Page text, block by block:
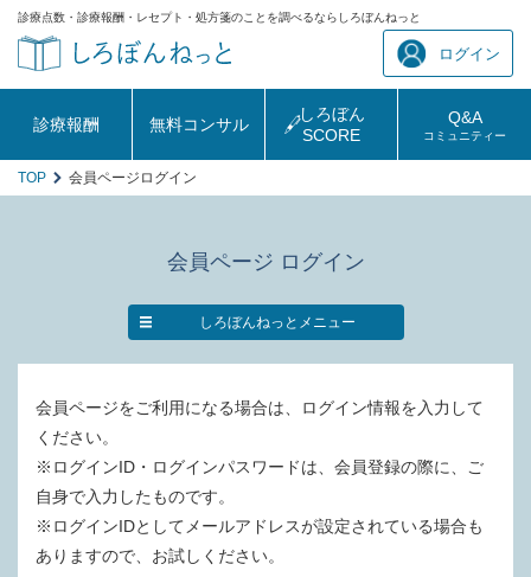
診療点数・診療報酬・レセプト・処方箋のことを調べるならしろぼんねっと
ログイン
診療報酬 無料コンサル
しろぼん
SCORE
Q&A
コミュニティー
TOP 会員ページログイン
会員ページ ログイン
しろぼんねっとメニュー
会員ページをご利用になる場合は、ログイン情報を入力して
ください。
※ログインID・ログインパスワードは、会員登録の際に、ご
自身で入力したものです。
※ログインIDとしてメールアドレスが設定されている場合も
ありますので、お試しください。